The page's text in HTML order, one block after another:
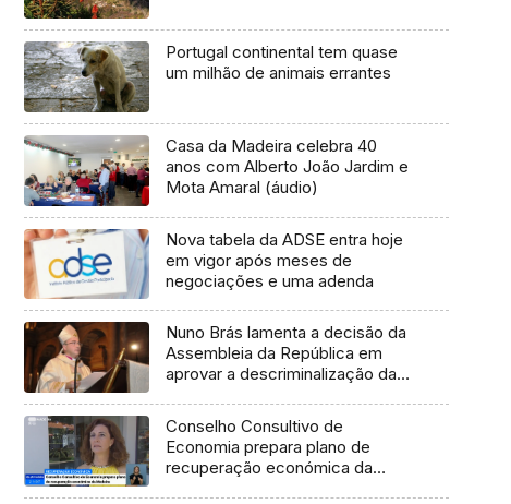
Portugal continental tem quase
um milhão de animais errantes
Casa da Madeira celebra 40
anos com Alberto João Jardim e
Mota Amaral (áudio)
Nova tabela da ADSE entra hoje
em vigor após meses de
negociações e uma adenda
Nuno Brás lamenta a decisão da
Assembleia da República em
aprovar a descriminalização da
Conselho Consultivo de
Economia prepara plano de
recuperação económica da